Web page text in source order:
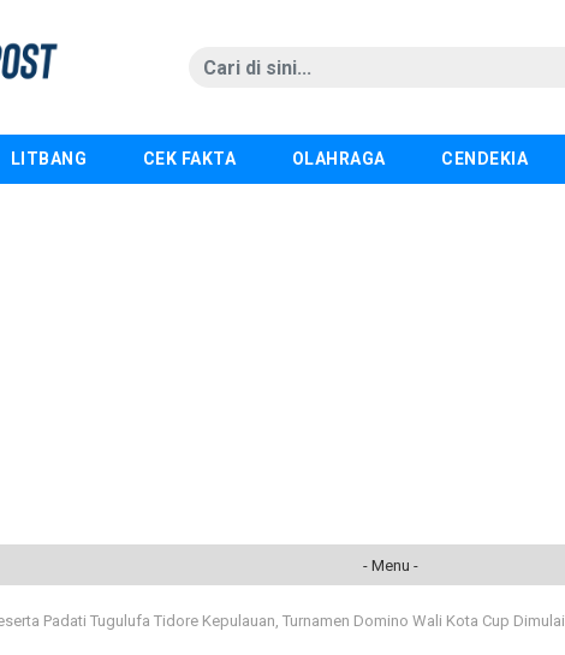
LITBANG CEK FAKTA OLAHRAGA CENDEKIA
- Menu -
Padati Tugulufa Tidore Kepulauan, Turnamen Domino Wali Kota Cup Dimulai